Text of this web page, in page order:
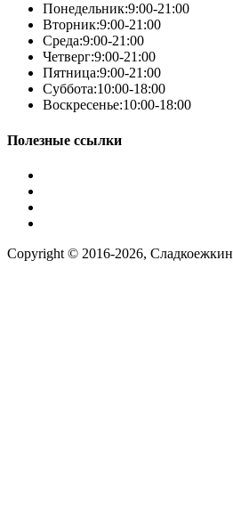
Понедельник:9:00-21:00
Вторник:9:00-21:00
Среда:9:00-21:00
Четверг:9:00-21:00
Пятница:9:00-21:00
Суббота:10:00-18:00
Воскресенье:10:00-18:00
Полезные ссылки
Copyright © 2016-2026, Сладкоежкин